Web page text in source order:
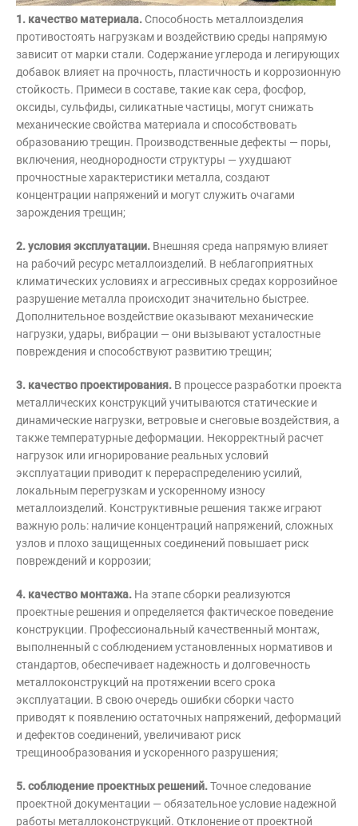
1. качество материала.Способность металлоизделия
противостоять нагрузкам и воздействию среды напрямую
зависит от марки стали. Содержание углерода и легирующих
добавок влияет на прочность, пластичность и коррозионную
стойкость. Примеси в составе, такие как сера, фосфор,
оксиды, сульфиды, силикатные частицы, могут снижать
механические свойства материала и способствовать
образованию трещин. Производственные дефекты — поры,
включения, неоднородности структуры — ухудшают
прочностные характеристики металла, создают
концентрации напряжений и могут служить очагами
зарождения трещин;
2. условия эксплуатации. Внешняя среда напрямую влияет
на рабочий ресурс металлоизделий. В неблагоприятных
климатических условиях и агрессивных средах коррозийное
разрушение металла происходит значительно быстрее.
Дополнительное воздействие оказывают механические
нагрузки, удары, вибрации — они вызывают усталостные
повреждения и способствуют развитию трещин;
3. качество проектирования. В процессе разработки проекта
металлических конструкций учитываются статические и
динамические нагрузки, ветровые и снеговые воздействия, а
также температурные деформации. Некорректный расчет
нагрузок или игнорирование реальных условий
эксплуатации приводит к перераспределению усилий,
локальным перегрузкам и ускоренному износу
металлоизделий. Конструктивные решения также играют
важную роль: наличие концентраций напряжений, сложных
узлов и плохо защищенных соединений повышает риск
повреждений и коррозии;
4. качество монтажа. На этапе сборки реализуются
проектные решения и определяется фактическое поведение
конструкции. Профессиональный качественный монтаж,
выполненный с соблюдением установленных нормативов и
стандартов, обеспечивает надежность и долговечность
металлоконструкций на протяжении всего срока
эксплуатации. В свою очередь ошибки сборки часто
приводят к появлению остаточных напряжений, деформаций
и дефектов соединений, увеличивают риск
трещинообразования и ускоренного разрушения;
5. соблюдение проектных решений.Точное следование
проектной документации — обязательное условие надежной
работы металлоконструкций. Отклонение от проектной